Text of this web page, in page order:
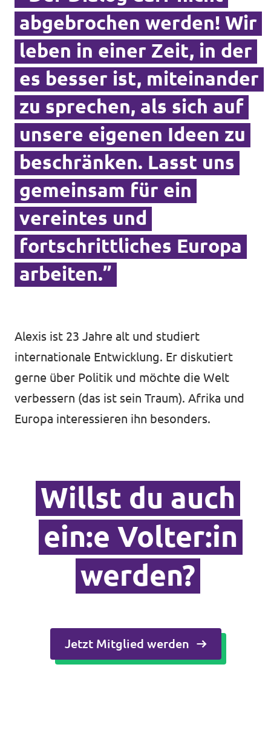
Mitmachen
Kontakt
Offene Stellen
Transparenz
Impressum
abgebrochen werden! Wir
leben in einer Zeit, in der
es besser ist, miteinander
zu sprechen, als sich auf
unsere eigenen Ideen zu
beschränken. Lasst uns
gemeinsam für ein
vereintes und
fortschrittliches Europa
arbeiten.”
Alexis ist 23 Jahre alt und studiert
internationale Entwicklung. Er diskutiert
gerne über Politik und möchte die Welt
verbessern (das ist sein Traum). Afrika und
Europa interessieren ihn besonders.
Willst du auch
ein:e Volter:in
werden?
Jetzt Mitglied werden